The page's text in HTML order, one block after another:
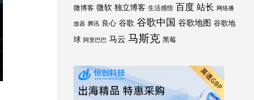
微博客 微软 独立博客 生活感悟 百度 站长 网络播
放器 腾讯 良心 谷歌 谷歌中国 谷歌地图 谷歌地
球 阿里巴巴 马云 马斯克 黑莓